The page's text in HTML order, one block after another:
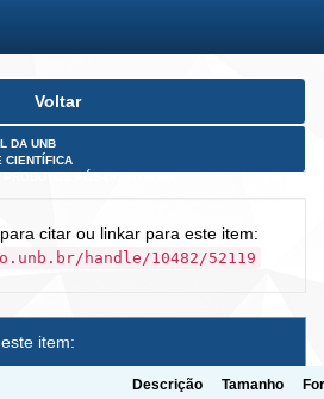
Voltar
DA UNB
CIENTÍFICA
citar ou linkar para este item:
handle/10482/52119
item:
Descrição Tamanho